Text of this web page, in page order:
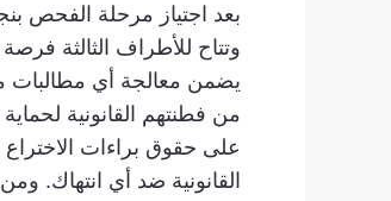
بعد اجتياز مرحلة الفحص
وتتاح للأطراف الثالثة
يضمن معالجة أي مطالبات
من فطنتهم القانونية
على حقوق براءات
القانونية ضد أي انتهاك.